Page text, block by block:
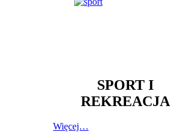
SPORT I
REKREACJA
Więcej…